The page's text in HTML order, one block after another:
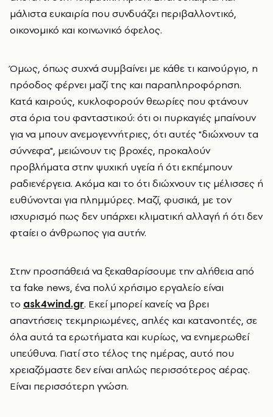
μάλιστα ευκαιρία που συνδυάζει περιβαλλοντικό,
οικονομικό και κοινωνικό όφελος.
Όμως, όπως συχνά συμβαίνει με κάθε τι καινούργιο, η
πρόοδος φέρνει μαζί της και παραπληροφόρηση.
Κατά καιρούς, κυκλοφορούν θεωρίες που φτάνουν
στα όρια του φανταστικού: ότι οι πυρκαγιές μπαίνουν
για να μπουν ανεμογεννήτριες, ότι αυτές "διώχνουν τα
σύννεφα", μειώνουν τις βροχές, προκαλούν
προβλήματα στην ψυχική υγεία ή ότι εκπέμπουν
ραδιενέργεια. Ακόμα και το ότι διώχνουν τις μέλισσες ή
ευθύνονται για πλημμύρες. Μαζί, φυσικά, με τον
ισχυρισμό πως δεν υπάρχει κλιματική αλλαγή ή ότι δεν
φταίει ο άνθρωπος για αυτήν.
Στην προσπάθειά να ξεκαθαρίσουμε την αλήθεια από
τα fake news, ένα πολύ χρήσιμο εργαλείο είναι
το ask4wind.gr. Εκεί μπορεί κανείς να βρει
απαντήσεις τεκμηριωμένες, απλές και κατανοητές, σε
όλα αυτά τα ερωτήματα και κυρίως, να ενημερωθεί
υπεύθυνα. Γιατί στο τέλος της ημέρας, αυτό που
χρειαζόμαστε δεν είναι απλώς περισσότερος αέρας.
Είναι περισσότερη γνώση.